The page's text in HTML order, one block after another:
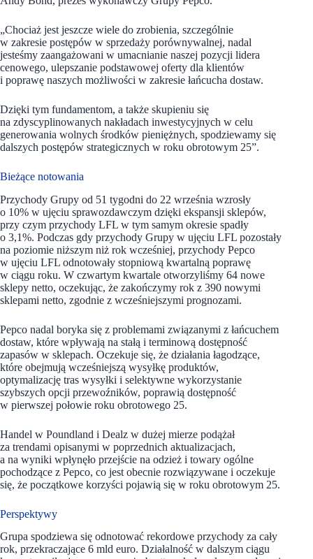
„Chociaż jest jeszcze wiele do zrobienia, szczególnie
w zakresie postępów w sprzedaży porównywalnej, nadal
jesteśmy zaangażowani w umacnianie naszej pozycji lidera
cenowego, ulepszanie podstawowej oferty dla klientów
i poprawę naszych możliwości w zakresie łańcucha dostaw.
Dzięki tym fundamentom, a także skupieniu się
na zdyscyplinowanych nakładach inwestycyjnych w celu
generowania wolnych środków pieniężnych, spodziewamy się
dalszych postępów strategicznych w roku obrotowym 25”.
Bieżące notowania
Przychody Grupy od 51 tygodni do 22 września wzrosły
o 10% w ujęciu sprawozdawczym dzięki ekspansji sklepów,
przy czym przychody LFL w tym samym okresie spadły
o 3,1%. Podczas gdy przychody Grupy w ujęciu LFL pozostały
na poziomie niższym niż rok wcześniej, przychody Pepco
w ujęciu LFL odnotowały stopniową kwartalną poprawę
w ciągu roku. W czwartym kwartale otworzyliśmy 64 nowe
sklepy netto, oczekując, że zakończymy rok z 390 nowymi
sklepami netto, zgodnie z wcześniejszymi prognozami.
Pepco nadal boryka się z problemami związanymi z łańcuchem
dostaw, które wpływają na stałą i terminową dostępność
zapasów w sklepach. Oczekuje się, że działania łagodzące,
które obejmują wcześniejszą wysyłkę produktów,
optymalizację tras wysyłki i selektywne wykorzystanie
szybszych opcji przewoźników, poprawią dostępność
w pierwszej połowie roku obrotowego 25.
Handel w Poundland i Dealz w dużej mierze podążał
za trendami opisanymi w poprzednich aktualizacjach,
a na wyniki wpłynęło przejście na odzież i towary ogólne
pochodzące z Pepco, co jest obecnie rozwiązywane i oczekuje
się, że początkowe korzyści pojawią się w roku obrotowym 25.
Perspektywy
Grupa spodziewa się odnotować rekordowe przychody za cały
rok, przekraczające 6 mld euro. Działalność w dalszym ciągu